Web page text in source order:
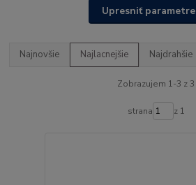
Upresniť parametre
Najnovšie Najlacnejšie Najdrahšie
Zobrazujem 1-3 z 3
strana z 1